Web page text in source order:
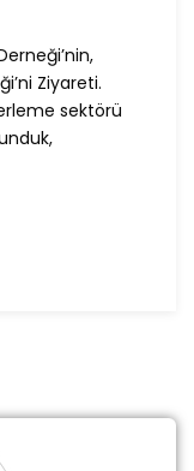
Ziyareti.
sektörü